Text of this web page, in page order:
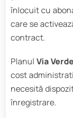
înlocuit cu
care se
contract.
Planul Via
cost
necesită
înregistrare.